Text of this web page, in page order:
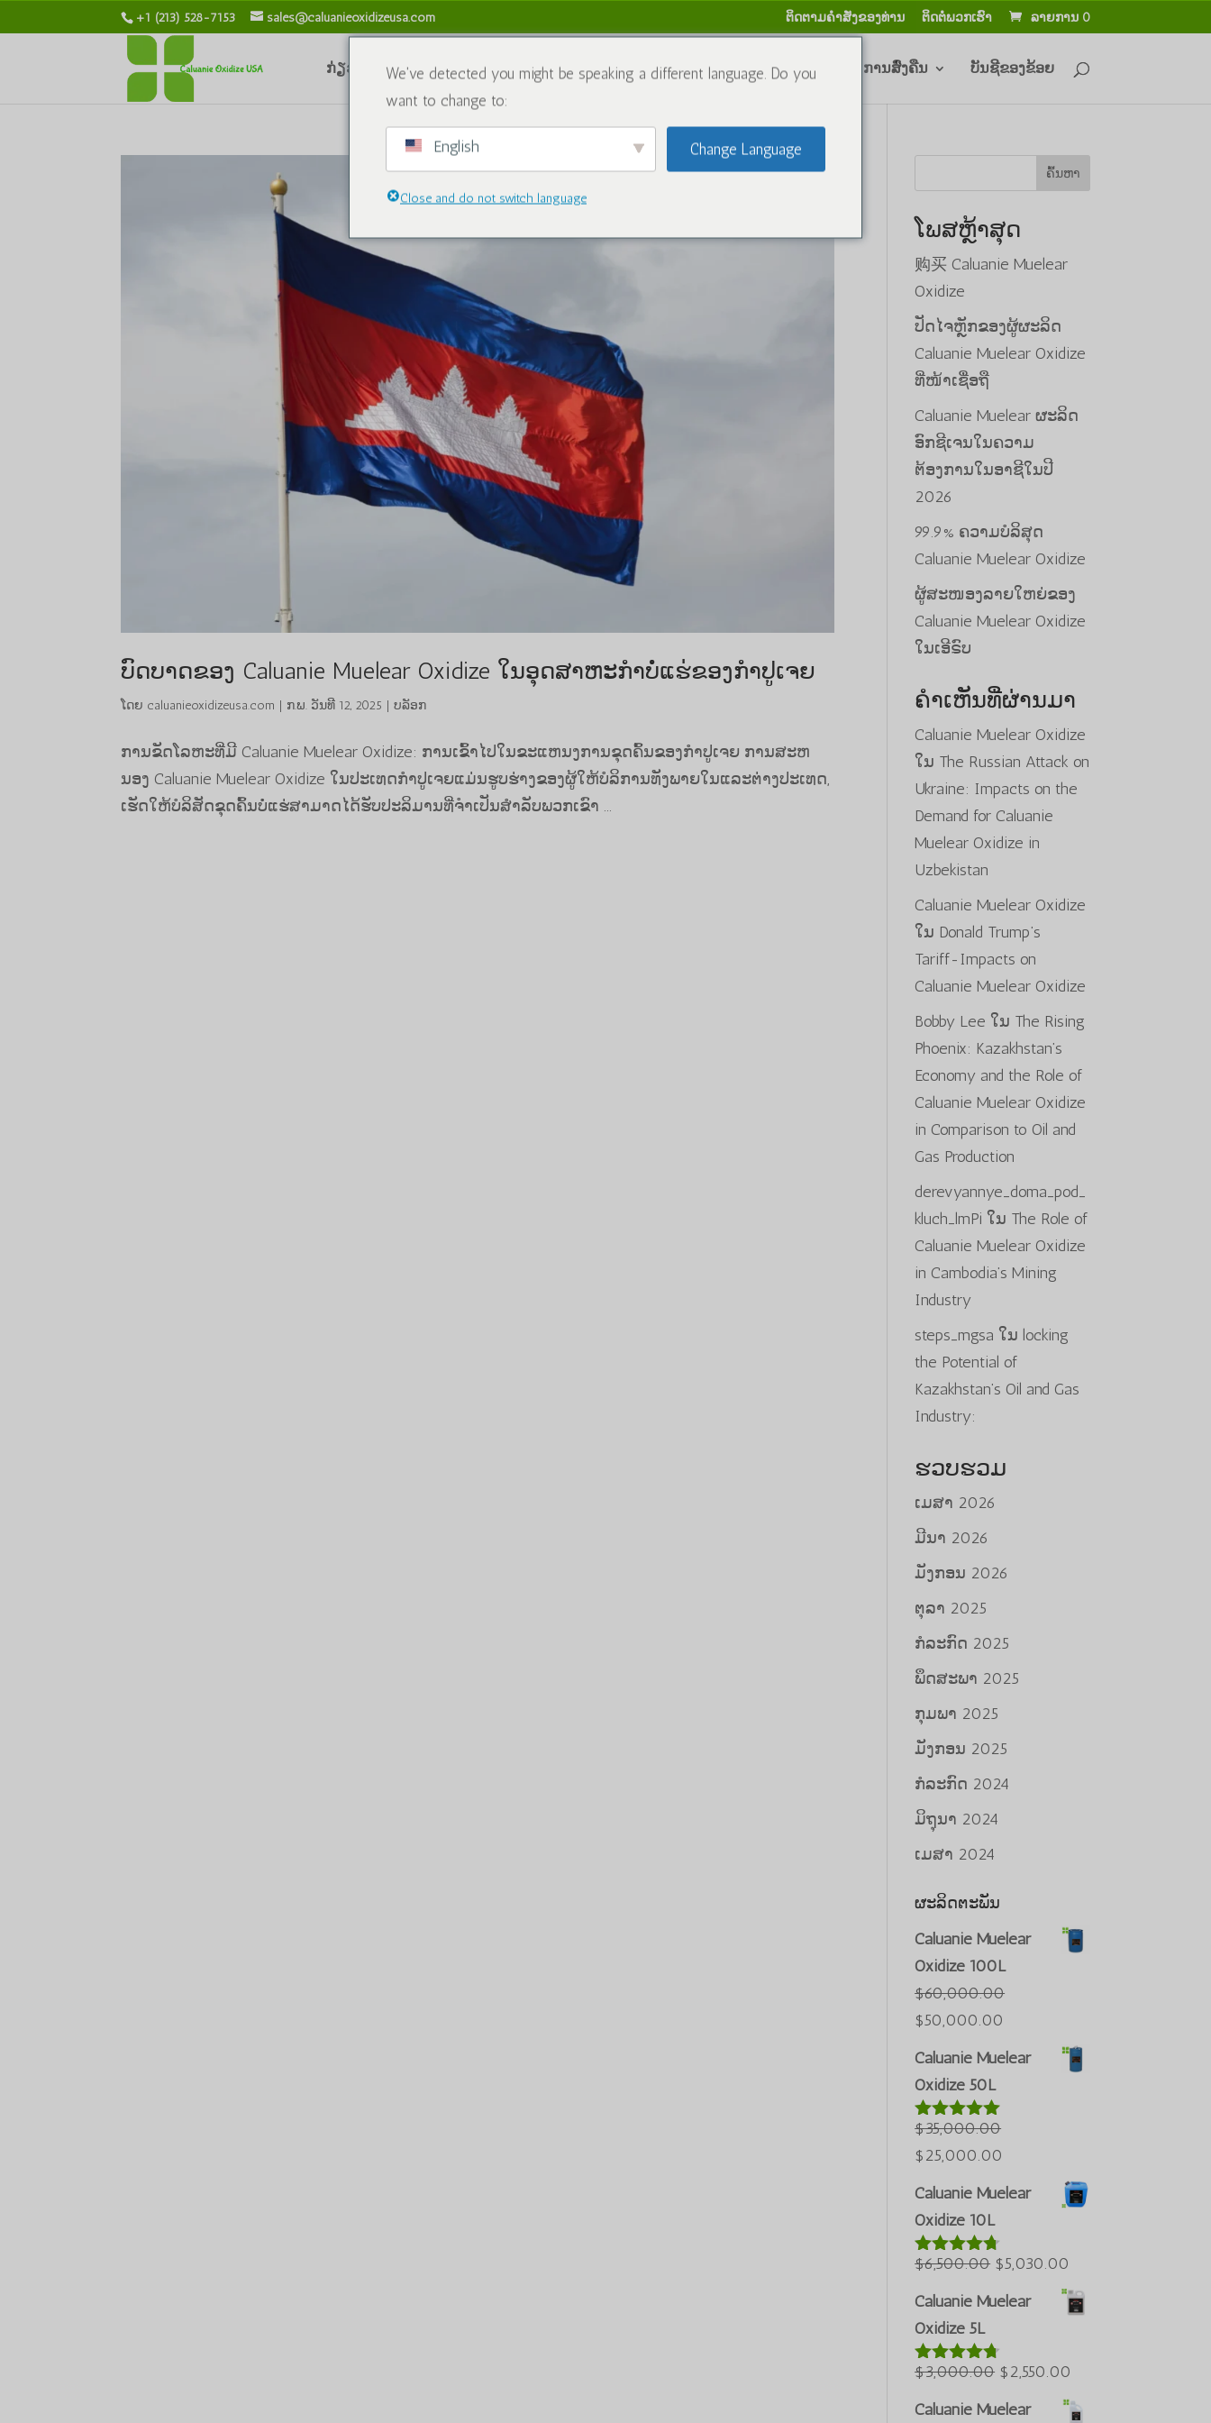
+1 (213) 528-7153 sales@caluanieoxidizeusa.com ຕິດ​ຕາມ​ຄໍາ​ສັ່ງ​ຂອງ​ທ່ານ​ ຕິດຕໍ່ພວກເຮົາ ລາຍການ 0
ກ່ຽວກັບພວກເຮົາ ສານເຄມີ ບລັອກ ຕິດຕໍ່ພວກເຮົາ ນະໂຍບາຍການຄືນເງິນ ແລະ ການສົ່ງຄືນ ບັນຊີຂອງຂ້ອຍ
ບົດບາດຂອງ Caluanie Muelear Oxidize ໃນອຸດສາຫະກໍາບໍ່ແຮ່ຂອງກຳປູເຈຍ
ໂດຍ caluanieoxidizeusa.com | ກ.ພ. ວັນທີ 12, 2025 |ບລັອກ
ການຂັດໂລຫະທີ່ມີ Caluanie Muelear Oxidize: ການເຂົ້າໄປໃນຂະແຫນງການຂຸດຄົ້ນຂອງກໍາປູເຈຍ ການສະຫ
ນອງ Caluanie Muelear Oxidize ໃນປະເທດກໍາປູເຈຍແມ່ນຮູບຮ່າງຂອງຜູ້ໃຫ້ບໍລິການທັງພາຍໃນແລະຕ່າງປະເທດ,
ເຮັດໃຫ້ບໍລິສັດຂຸດຄົ້ນບໍ່ແຮ່ສາມາດໄດ້ຮັບປະລິມານທີ່ຈໍາເປັນສໍາລັບພວກເຂົາ ...
ຄົ້ນຫາ
ໂພສຫຼ້າສຸດ
购买 Caluanie Muelear
Oxidize
ປັດໄຈຫຼັກຂອງຜູ້ຜະລິດ
Caluanie Muelear Oxidize
ທີ່ໜ້າເຊື່ອຖື
Caluanie Muelear ຜະລິດ
ອົກຊີເຈນໃນຄວາມ
ຕ້ອງການໃນອາຊີໃນປີ
2026
99.9% ຄວາມບໍລິສຸດ
Caluanie Muelear Oxidize
ຜູ້ສະໜອງລາຍໃຫຍ່ຂອງ
Caluanie Muelear Oxidize
ໃນເອີຣົບ
ຄຳເຫັນທີ່ຜ່ານມາ
Caluanie Muelear Oxidize
ໃນ The Russian Attack on
Ukraine: Impacts on the
Demand for Caluanie
Muelear Oxidize in
Uzbekistan
Caluanie Muelear Oxidize
ໃນ Donald Trump’s
Tariff-Impacts on
Caluanie Muelear Oxidize
Bobby Lee ໃນ The Rising
Phoenix: Kazakhstan’s
Economy and the Role of
Caluanie Muelear Oxidize
in Comparison to Oil and
Gas Production
derevyannye_doma_pod_
kluch_lmPi ໃນ The Role of
Caluanie Muelear Oxidize
in Cambodia’s Mining
Industry
steps_mgsa ໃນ locking
the Potential of
Kazakhstan’s Oil and Gas
Industry:
ຮວບຮວມ
ເມສາ 2026
ມີນາ 2026
ມັງກອນ 2026
ຕຸລາ 2025
ກໍລະກົດ 2025
ພຶດສະພາ 2025
ກຸມພາ 2025
ມັງກອນ 2025
ກໍລະກົດ 2024
ມິຖຸນາ 2024
ເມສາ 2024
ຜະລິດຕະພັນ
Caluanie Muelear
Oxidize 100L
$60,000.00
ລາຄາ
ເດີມ
ແມ່ນ:
$60,000.00.
$50,000.00
ປະຈຸບັນ:
$50,000.00.
Caluanie Muelear
Oxidize 50L
ໃຫ້ຄະແນນ
5.00 ຈາກ
ທັງໝົດ 5
$35,000.00
ລາຄາ
ເດີມ
ແມ່ນ:
$35,000.00.
$25,000.00
ປະຈຸບັນ:
$25,000.00.
Caluanie Muelear
Oxidize 10L
ໃຫ້ຄະແນນ
ທັງໝົດ 5
$6,500.00 ລາຄາ
ເດີມ
$6,500.00.
$5,030.00
ປະຈຸບັນ:
$5,030.00.
Caluanie Muelear
Oxidize 5L
ໃຫ້ຄະແນນ
ທັງໝົດ 5
$3,000.00 ລາຄາ
ເດີມ
$2,550.00
ປະຈຸບັນ:
Caluanie Muelear
We've detected you might be speaking a different language. Do you
want to change to:
English Change Language
Close and do not switch language
Deutsch (Sie)
ქართული
Қазақ тілі
한국어
Русский
ភាសាខ្មែរ
Türkçe
Azərbaycan dili
Português do Brasil